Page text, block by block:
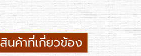
สินค้าที่เกี่ยวข้อง